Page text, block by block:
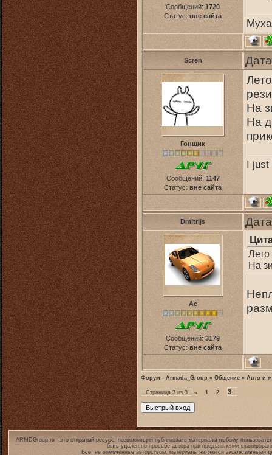
Сообщений: 1720
Статус: вне сайта
Scren
Гонщик
Сообщений: 1147
Статус: вне сайта
На
На
I
Dmitrijs
Ас
Сообщений: 3179
Статус: вне сайта
Лето
На
Форум - Armada_Group » Общение » Авто и
Страница 3 из 3 « 1 2 3
ARMDGroup.ru - это открытый ресурс, позволяющий публиковать материалы любому
быть удален по просьбе автора при предъявлении
Все, не помеченные авторством, материалы являются эксклюзивными